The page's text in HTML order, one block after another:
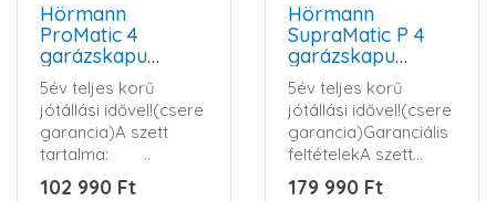
Hörmann
ProMatic 4
garázskapu
hajtómű szett
5év teljes körű
jótállási idővel!(csere
garancia)A szett
tartalma: ..
102 990 Ft
Hörmann
SupraMatic P 4
garázskapu
hajtómű szett
(BLUETOOTH)
5év teljes körű
jótállási idővel!(csere
garancia)Garanciális
feltételekA szett
tartalma: ..
179 990 Ft